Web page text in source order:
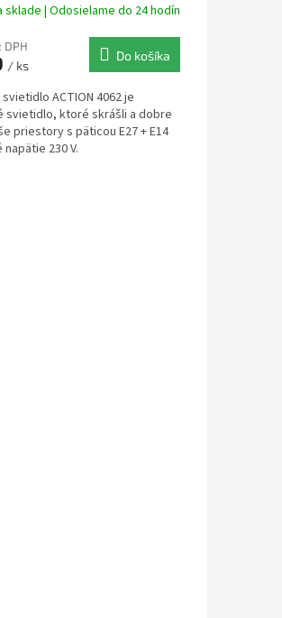
sklade | Odosielame do 24 hodín
DPH
/ ks
Do košíka
ACTION 4062 je
svietidlo, ktoré skrášli a dobre
priestory s päticou E27 + E14
230 V.